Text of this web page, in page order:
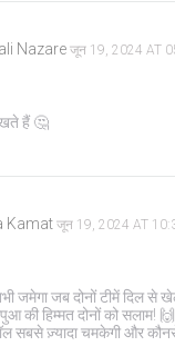
Nazare जून 19, 2024 AT
हैं 🤔
Kamat जून 19, 2024 AT
जमेगा जब दोनों टीमें दिल से
की हिम्मत दोनों को सलाम! 🙌
सबसे ज़्यादा चमकेगी और